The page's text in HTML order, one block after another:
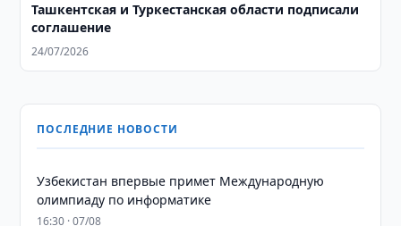
Ташкентская и Туркестанская области подписали
соглашение
24/07/2026
ПОСЛЕДНИЕ НОВОСТИ
Узбекистан впервые примет Международную
олимпиаду по информатике
16:30 · 07/08